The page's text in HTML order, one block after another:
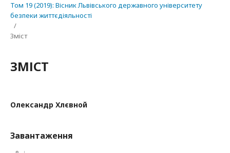
Том 19 (2019): Вісник Львівського державного університету
безпеки життєдіяльності
/
Зміст
ЗМІСТ
Олександр Хлєвной
Завантаження